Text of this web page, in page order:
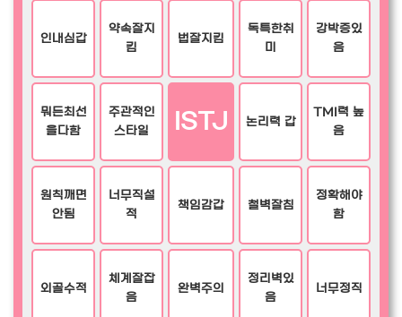
인내심갑
약속잘지
킴
법잘지킴
독특한취
미
강박증있
음
뭐든최선
을다함
주관적인
스타일
ISTJ 논리력 갑
TMI력 높
음
원칙깨면
안됨
너무직설
적
책임감갑 철벽잘침
정확해야
함
외골수적
체계잘잡
음
완벽주의
정리벽있
음
너무정직